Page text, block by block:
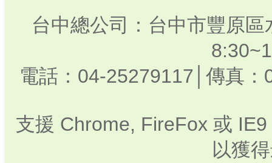
台中總公司：台中市豐原
電話：04-25279117│傳真
支援 Chrome, FireFox 或
以獲